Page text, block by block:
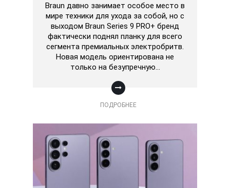
Braun давно занимает особое место в
мире техники для ухода за собой, но с
выходом Braun Series 9 PRO+ бренд
фактически поднял планку для всего
сегмента премиальных электробритв.
Новая модель ориентирована не
только на безупречную…
ПОДРОБНЕЕ